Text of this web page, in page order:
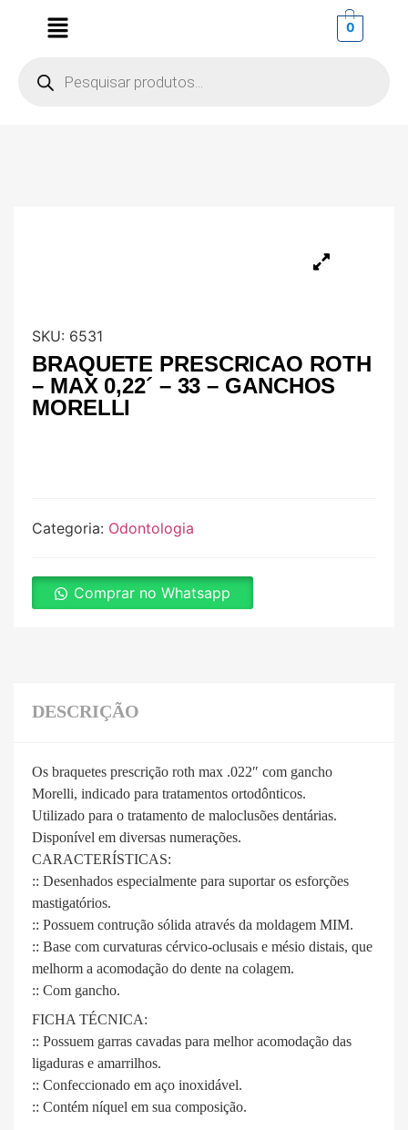
0
SKU: 6531
BRAQUETE PRESCRICAO ROTH
– MAX 0,22´ – 33 – GANCHOS
MORELLI
Categoria: Odontologia
Comprar no Whatsapp
DESCRIÇÃO
Os braquetes prescrição roth max .022″ com gancho
Morelli, indicado para tratamentos ortodônticos.
Utilizado para o tratamento de maloclusões dentárias.
Disponível em diversas numerações.
CARACTERÍSTICAS:
:: Desenhados especialmente para suportar os esforções
mastigatórios.
:: Possuem contrução sólida através da moldagem MIM.
:: Base com curvaturas cérvico-oclusais e mésio distais, que
melhorm a acomodação do dente na colagem.
:: Com gancho.
FICHA TÉCNICA:
:: Possuem garras cavadas para melhor acomodação das
ligaduras e amarrilhos.
:: Confeccionado em aço inoxidável.
:: Contém níquel em sua composição.